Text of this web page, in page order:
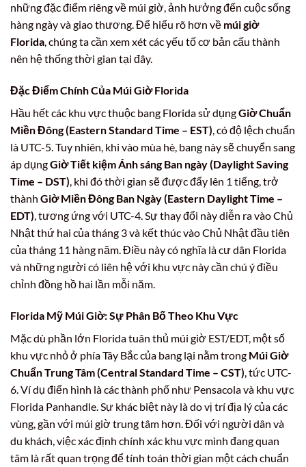
những đặc điểm riêng về múi giờ, ảnh hưởng đến cuộc sống
hàng ngày và giao thương. Để hiểu rõ hơn về múi giờ
Florida, chúng ta cần xem xét các yếu tố cơ bản cấu thành
nên hệ thống thời gian tại đây.
Đặc Điểm Chính Của Múi Giờ Florida
Hầu hết các khu vực thuộc bang Florida sử dụngGiờ Chuẩn
Miền Đông (Eastern Standard Time – EST), có độ lệch chuẩn
là UTC-5. Tuy nhiên, khi vào mùa hè, bang này sẽ chuyển sang
áp dụngGiờ Tiết kiệm Ánh sáng Ban ngày (Daylight Saving
Time – DST), khi đó thời gian sẽ được đẩy lên 1 tiếng, trở
thành Giờ Miền Đông Ban Ngày (Eastern Daylight Time –
EDT), tương ứng với UTC-4. Sự thay đổi này diễn ra vào Chủ
Nhật thứ hai của tháng 3 và kết thúc vào Chủ Nhật đầu tiên
của tháng 11 hàng năm. Điều này có nghĩa là cư dân Florida
và những người có liên hệ với khu vực này cần chú ý điều
chỉnh đồng hồ hai lần mỗi năm.
Florida Mỹ Múi Giờ: Sự Phân Bố Theo Khu Vực
Mặc dù phần lớn Florida tuân thủ múi giờ EST/EDT, một số
khu vực nhỏ ở phía Tây Bắc của bang lại nằm trong Múi Giờ
Chuẩn Trung Tâm (Central Standard Time – CST), tức UTC-
6. Ví dụ điển hình là các thành phố như Pensacola và khu vực
Florida Panhandle. Sự khác biệt này là do vị trí địa lý của các
vùng, gần với múi giờ trung tâm hơn. Đối với người dân và
du khách, việc xác định chính xác khu vực mình đang quan
tâm là rất quan trọng để tính toán thời gian một cách chuẩn